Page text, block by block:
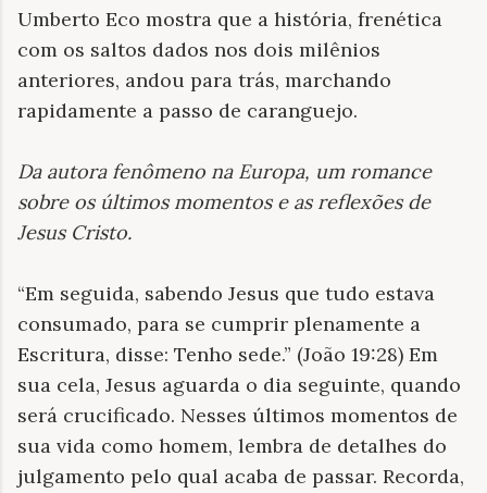
Umberto Eco mostra que a história, frenética
com os saltos dados nos dois milênios
anteriores, andou para trás, marchando
rapidamente a passo de caranguejo.
Da autora fenômeno na Europa, um romance
sobre os últimos momentos e as reflexões de
Jesus Cristo.
“Em seguida, sabendo Jesus que tudo estava
consumado, para se cumprir plenamente a
Escritura, disse: Tenho sede.” (João 19:28) Em
sua cela, Jesus aguarda o dia seguinte, quando
será crucificado. Nesses últimos momentos de
sua vida como homem, lembra de detalhes do
julgamento pelo qual acaba de passar. Recorda,